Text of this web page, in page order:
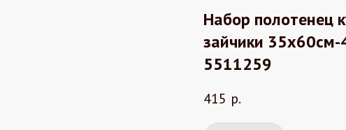
Набор полотенец
зайчики
5511259
415 р.